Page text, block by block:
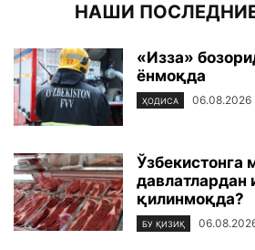
НАШИ
«Изза»
ёнмоқда
ҲОДИСА 06.08.2026
Ўзбекистонга
давлатлардан
қилинмоқда?
БУ ҚИЗИҚ